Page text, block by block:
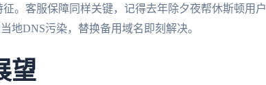
。客服保障同样关键，记得去年除夕夜帮休斯顿用户
地DNS污染，替换备用域名即刻解决。
望